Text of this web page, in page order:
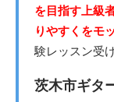
を目指す上級
りやすくをモ
験レッスン受
茨木市ギ